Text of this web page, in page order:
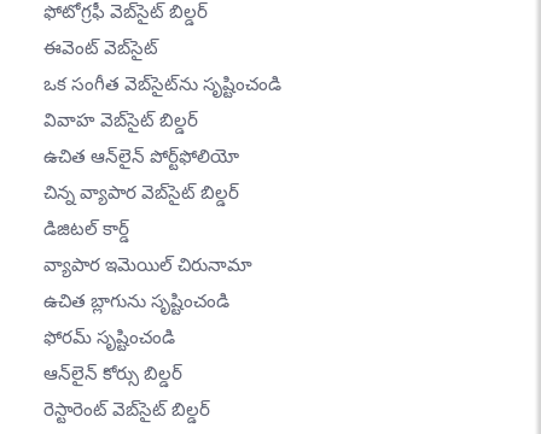
ఫోటోగ్రఫీ వెబ్‌సైట్ బిల్డర్
ఈవెంట్ వెబ్‌సైట్
ఒక సంగీత వెబ్‌సైట్‌ను సృష్టించండి
వివాహ వెబ్‌సైట్ బిల్డర్
ఉచిత ఆన్‌లైన్ పోర్ట్‌ఫోలియో
చిన్న వ్యాపార వెబ్‌సైట్ బిల్డర్
డిజిటల్ కార్డ్
వ్యాపార ఇమెయిల్ చిరునామా
ఉచిత బ్లాగును సృష్టించండి
ఫోరమ్ సృష్టించండి
ఆన్‌లైన్ కోర్సు బిల్డర్
రెస్టారెంట్ వెబ్‌సైట్ బిల్డర్